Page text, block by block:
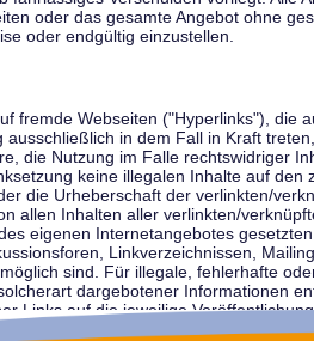
oder das gesamte Angebot ohne
oder endgültig einzustellen.
fremde Webseiten ("Hyperlinks"), die
in dem Fall in Kraft
die Nutzung im Falle rechtswidriger
keine illegalen Inhalte auf
die Urheberschaft der verlinkten/
allen Inhalten aller verlinkten/
eigenen Internetangebotes
Linkverzeichnissen,
sind. Für illegale, fehlerhafte
dargebotener Informationen
Links auf die jeweilige